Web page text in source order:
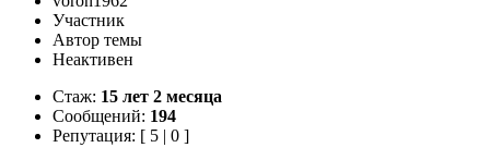
Участник
Автор темы
Неактивен
Стаж: 15 лет 2 месяца
Сообщений: 194
Репутация: [ 5 | 0 ]